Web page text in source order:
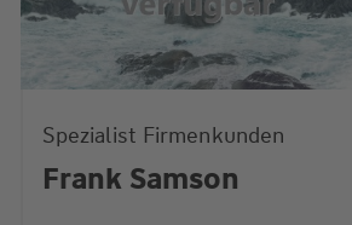
Spezialist Firmenkunden
Frank Samson